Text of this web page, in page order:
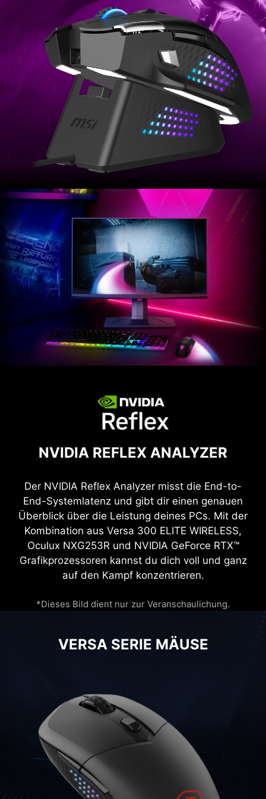
NVIDIA REFLEX ANALYZER
Der NVIDIA Reflex Analyzer misst die End-to-
End-Systemlatenz und gibt dir einen genauen
Überblick über die Leistung deines PCs. Mit der
Kombination aus Versa 300 ELITE WIRELESS,
Oculux NXG253R und NVIDIA GeForce RTX™
Grafikprozessoren kannst du dich voll und ganz
auf den Kampf konzentrieren.
*Dieses Bild dient nur zur Veranschaulichung.
VERSA SERIE MÄUSE